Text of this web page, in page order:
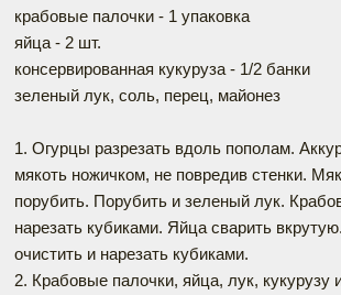
крабовые палочки - 1 упаковка
яйца - 2 шт.
консервированная кукуруза - 1/2 банки
зеленый лук, соль, перец, майонез
1. Огурцы разрезать вдоль пополам.
мякоть ножичком, не повредив стенки.
порубить. Порубить и зеленый лук.
нарезать кубиками. Яйца сварить
очистить и нарезать кубиками.
2. Крабовые палочки, яйца, лук, кукурузу